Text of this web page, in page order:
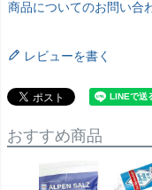
商品についてのお問い合
レビューを書く
おすすめ商品